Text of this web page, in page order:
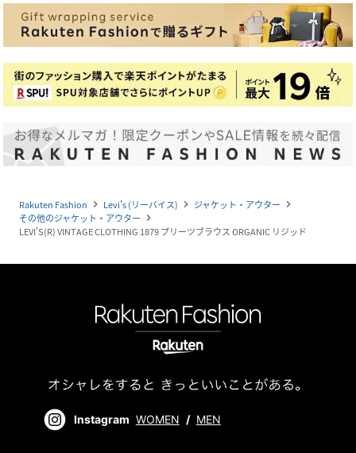
Rakuten Fashion navigate_next Levi's (リーバイス) navigate_next ジャケット・アウター navigate_next
その他のジャケット・アウター navigate_next
LEVI'S(R) VINTAGE CLOTHING 1879 プリーツブラウス ORGANIC リジッド
Instagram WOMEN / MEN